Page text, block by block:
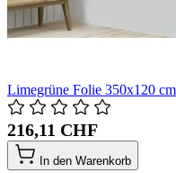
Limegrüne Folie 350x120
216,11 CHF
In den Warenkorb